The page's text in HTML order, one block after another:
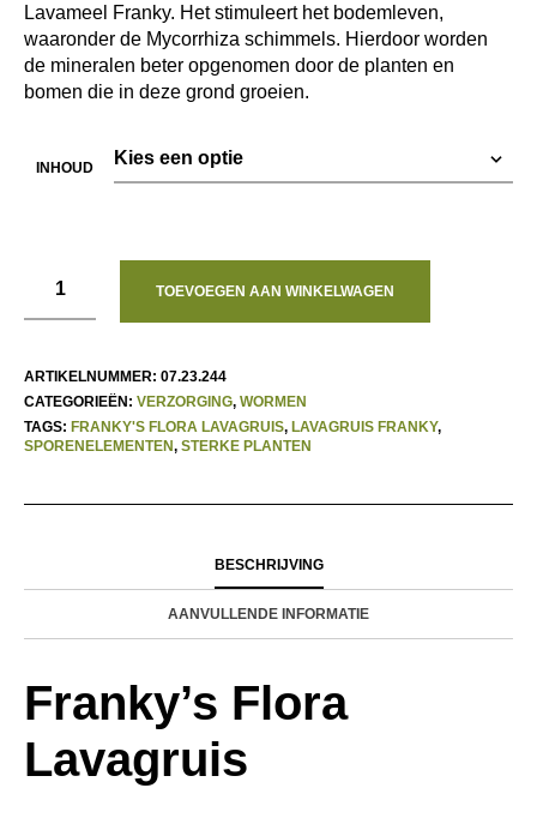
Lavameel Franky. Het stimuleert het bodemleven,
waaronder de Mycorrhiza schimmels. Hierdoor worden
de mineralen beter opgenomen door de planten en
bomen die in deze grond groeien.
INHOUD
TOEVOEGEN AAN WINKELWAGEN
ARTIKELNUMMER: 07.23.244
CATEGORIEËN: VERZORGING, WORMEN
TAGS: FRANKY'S FLORA LAVAGRUIS, LAVAGRUIS FRANKY,
SPORENELEMENTEN, STERKE PLANTEN
BESCHRIJVING
AANVULLENDE INFORMATIE
Franky’s Flora
Lavagruis